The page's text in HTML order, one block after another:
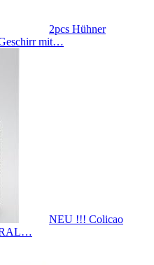
2pcs Hühner
mit…
NEU !!! Colicao